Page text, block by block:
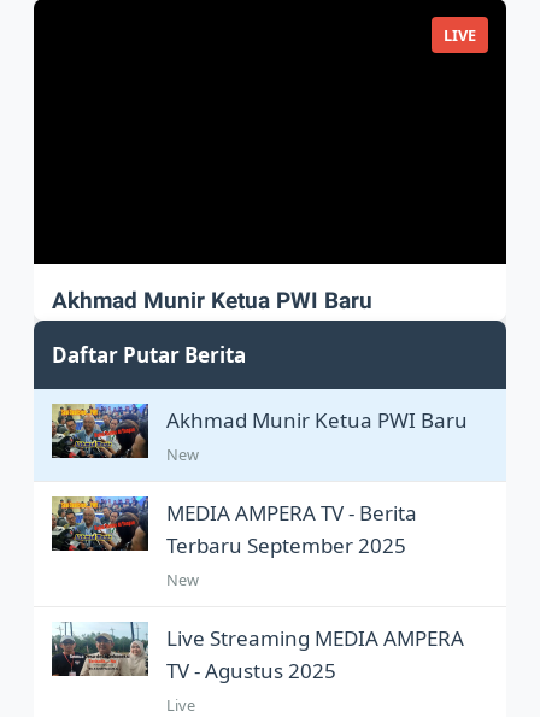
LIVE
Akhmad Munir Ketua PWI Baru
Akhmad Munir sah Pimpin PWI Pusat
Daftar Putar Berita
Akhmad Munir Ketua PWI Baru
New
MEDIA AMPERA TV - Berita
Terbaru September 2025
New
Live Streaming MEDIA AMPERA
TV - Agustus 2025
Live